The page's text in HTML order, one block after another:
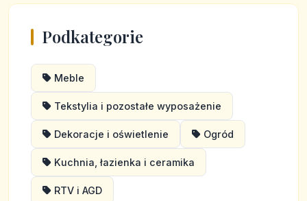
Podkategorie
Meble
Tekstylia i pozostałe wyposażenie
Dekoracje i oświetlenie Ogród
Kuchnia, łazienka i ceramika
RTV i AGD